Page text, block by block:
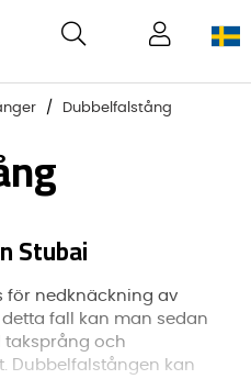
Dubbelfalstång
Stubai
för nedknäckning av
fall kan man sedan
taksprång och
Dubbelfalstången kan